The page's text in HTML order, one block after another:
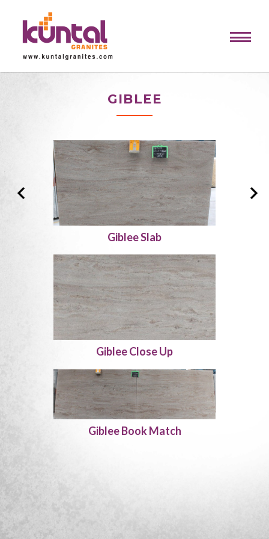
GIBLEE
Giblee Slab
Giblee Close Up
Giblee Book Match